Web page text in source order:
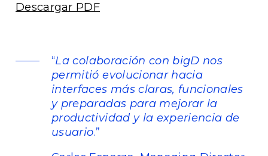
Descargar PDF
“La colaboración con bigD nos
permitió evolucionar hacia
interfaces más claras, funcionales
y preparadas para mejorar la
productividad y la experiencia de
usuario.”